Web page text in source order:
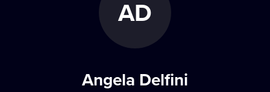
AD
Angela Delfini